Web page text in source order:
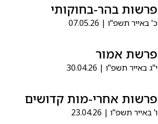
פרשות בהר-בחוקותי
כ' באייר תשפ"ו | 07.05.26
פרשת אמור
י"ג באייר תשפ"ו | 30.04.26
פרשות אחרי-מות קדושים
ו' באייר תשפ"ו | 23.04.26